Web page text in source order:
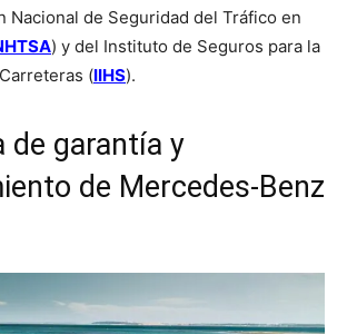
Nacional de Seguridad del Tráfico en
) y del Instituto de Seguros para la
(IIHS).
de garantía y
de Mercedes-Benz